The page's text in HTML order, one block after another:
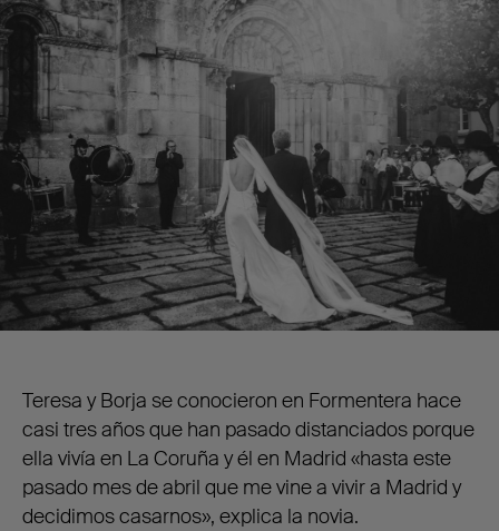
Teresa y Borja se conocieron en Formentera hace
casi tres años que han pasado distanciados porque
ella vivía en La Coruña y él en Madrid «hasta este
pasado mes de abril que me vine a vivir a Madrid y
decidimos casarnos», explica la novia.